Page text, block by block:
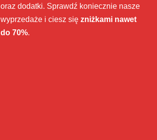
oraz dodatki. Sprawdź koniecznie nasze
wyprzedaże i ciesz się zniżkami nawet
do 70%.